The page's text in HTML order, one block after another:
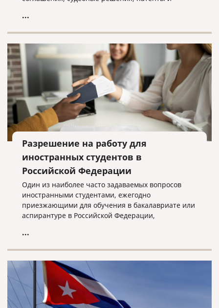
перевода, но и соблюдения юридической
...
Разрешение на работу для
иностранных студентов в
Российской Федерации
Один из наиболее часто задаваемых вопросов
иностранными студентами, ежегодно
приезжающими для обучения в бакалавриате или
аспирантуре в Российской Федерации,
легально трудоустроиться, не создавая при этом
...